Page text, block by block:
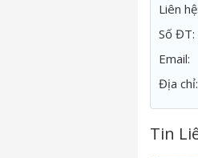
Liên hệ:
Số ĐT:
Email:
Địa chỉ:
Tin